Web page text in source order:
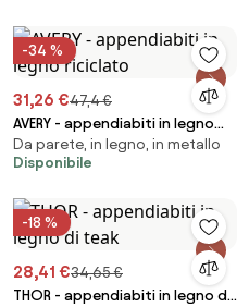
-34 %
31,26 €47,4 €
AVERY - appendiabiti in legno
riciclato
Da parete, in legno, in metallo
Disponibile
-18 %
28,41 €34,65 €
THOR - appendiabiti in legno di